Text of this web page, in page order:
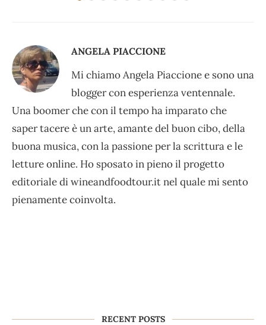
ANGELA PIACCIONE
Mi chiamo Angela Piaccione e sono una
blogger con esperienza ventennale.
Una boomer che con il tempo ha imparato che
saper tacere è un arte, amante del buon cibo, della
buona musica, con la passione per la scrittura e le
letture online. Ho sposato in pieno il progetto
editoriale di wineandfoodtour.it nel quale mi sento
pienamente coinvolta.
RECENT POSTS